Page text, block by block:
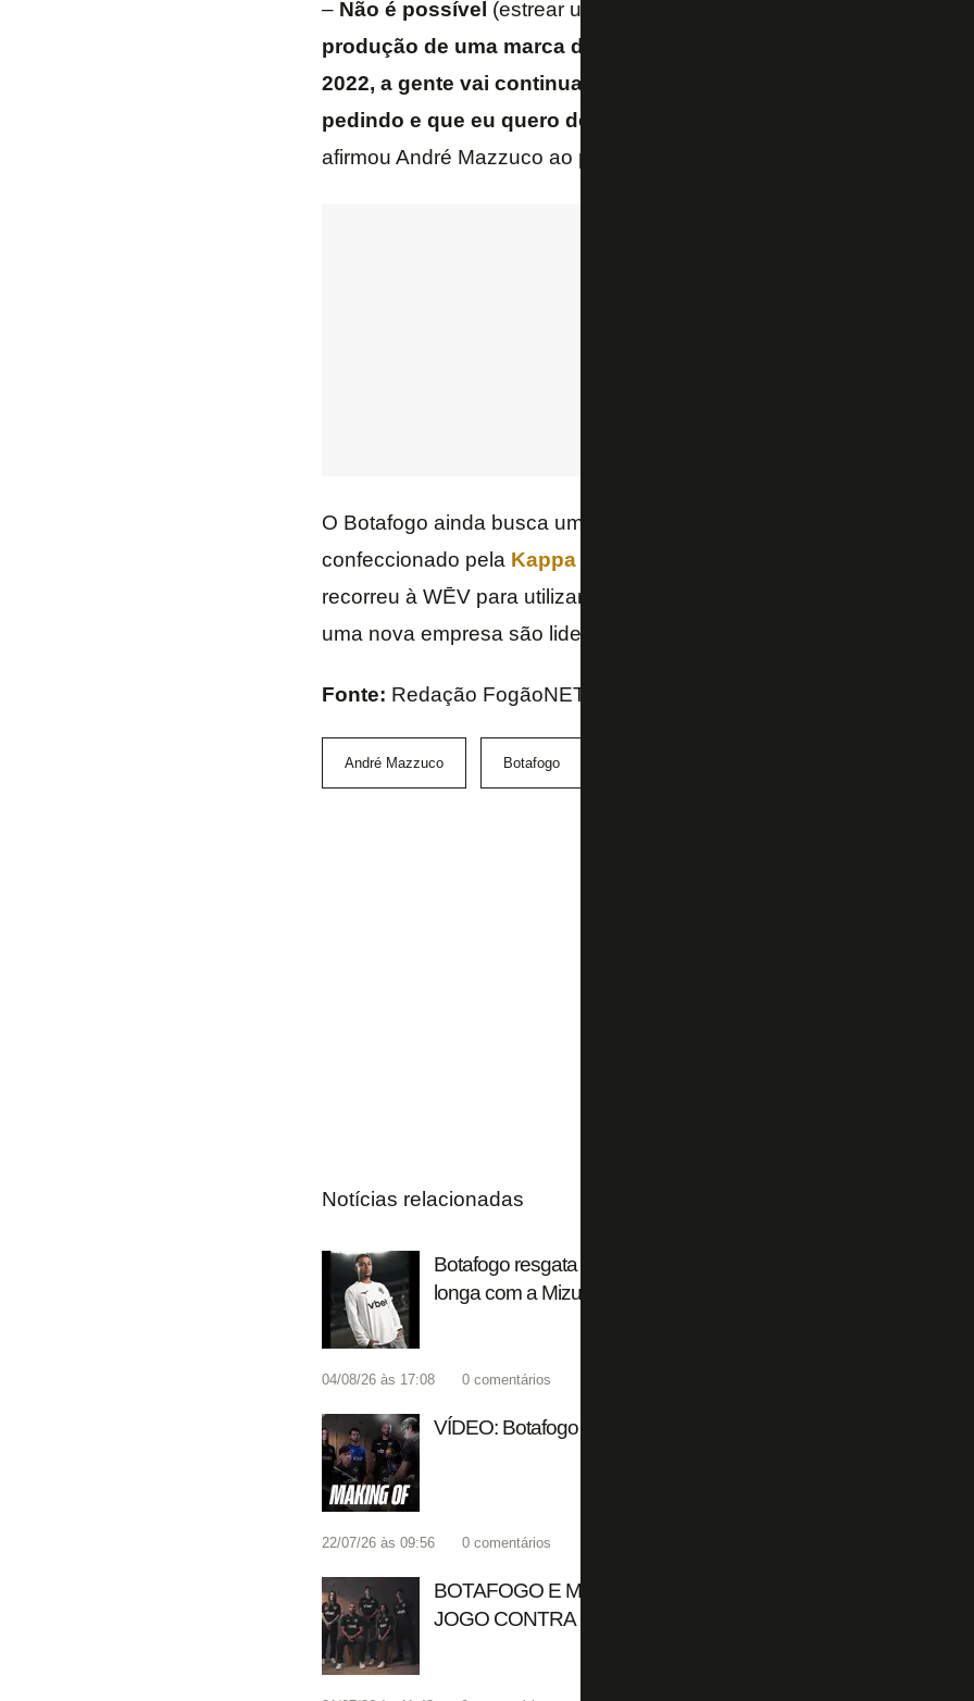
–Não é possível (estrear uniforme de novo fornecedor no meio do
produção de uma marca demora de cinco a seis meses. Acho
2022, a gente vai continuar (com uniforme de produção própria.
pedindo e que eu quero demais é que tenha camisa para vender
afirmou André Mazzuco ao podcast “GE Botafogo”.
O Botafogo ainda busca um novo fornecedor e, para suprir a falta de
confeccionado pela Kappa
recorreu à WĒV para utilizar um uniforme “limpo”, sem marcas. As
uma nova empresa são lideradas por
Fonte: Redação FogãoNET e podcast GE Botafogo
André Mazzuco Botafogo
Notícias relacionadas
Botafogo resgata primeiro uniforme do futebol e lança camisa
longa com a Mizuno
04/08/26 às 17:08 0 comentários
VÍDEO: Botafogo divulga making of do lançamento da nova
22/07/26 às 09:56 0 comentários
BOTAFOGO E MIZUNO LANÇAM NOVA CAMISA PRETA, E
JOGO CONTRA O VITÓRIA